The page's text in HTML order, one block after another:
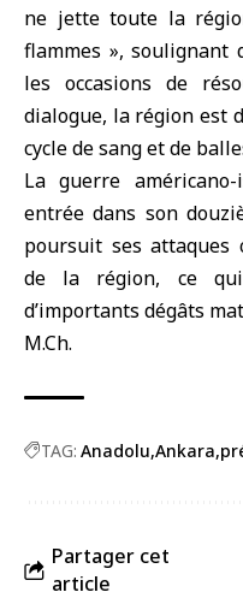
ne jette toute la
flammes »,
les occasions de
dialogue, la région est
cycle de sang et de
La guerre
entrée dans son
poursuit ses attaques
de la région, ce
d’importants dégâts
M.Ch.
TAG: Anadolu Ankara
Partager cet
article